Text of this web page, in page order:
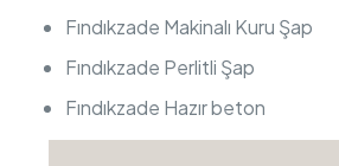
Fındıkzade Makinalı Kuru Şap
Fındıkzade Perlitli Şap
Fındıkzade Hazır beton